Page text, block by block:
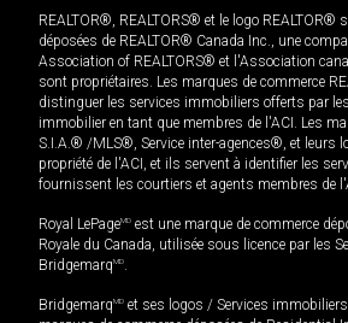
REALTOR®, REALTORS® et le logo REALTOR®
déposées de REALTOR® Canada Inc., une
Association of REALTORS® et l'Association
sont propriétaires. Les marques de commerce
distinguer les services immobiliers offerts par
immobilier en tant que membres de l'ACI. Les
S.I.A.® /MLS®, Service inter-agences®, et leurs
propriété de l'ACI, et ils servent à identifier les
fournissent les courtiers et agents membres de
Royal LePageMD est une marque de commerce
Royale du Canada, utilisée sous licence par les
BridgemarqMD.
BridgemarqMD et ses logos / Services